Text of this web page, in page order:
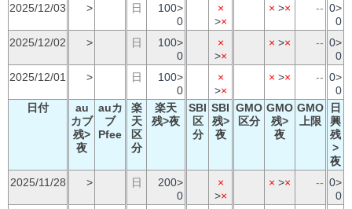
2025/12/03
> 日
100>
0
×
>×
× >× -- 0>
0
2025/12/02
> 日
100>
0
×
>×
× >× -- 0>
0
2025/12/01
> 日
100>
0
×
>×
× >× -- 0>
0
日付
au
カブ
残>
夜
auカ
ブ
Pfee
楽
天
区
分
楽天
残>夜
SBI
区
分
SBI
残>
夜
GMO
区分
GMO
残>
夜
GMO
上限
日
興
残
>
夜
2025/11/28
> 日
200>
0
×
>×
× >× -- 0>
0